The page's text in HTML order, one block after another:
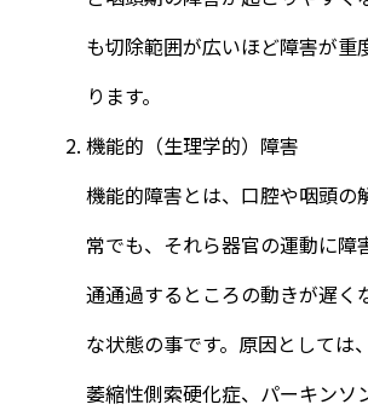
も切除範囲が広いほど障害が重
ります。
機能的（生理学的）障害
機能的障害とは、口腔や咽頭の
常でも、それら器官の運動に障
通通過するところの動きが遅く
な状態の事です。原因としては
萎縮性側索硬化症、パーキンソ